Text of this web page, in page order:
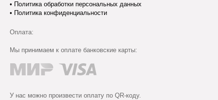
• Политика обработки персональных данных
• Политика конфиденциальности
Оплата:
Мы принимаем к оплате банковские карты:
У нас можно произвести оплату по QR-коду.